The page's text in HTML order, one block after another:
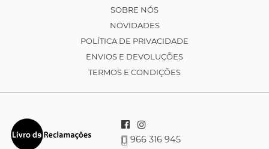
SOBRE NÓS
NOVIDADES
POLÍTICA DE PRIVACIDADE
ENVIOS E DEVOLUÇÕES
TERMOS E CONDIÇÕES
966 316 945